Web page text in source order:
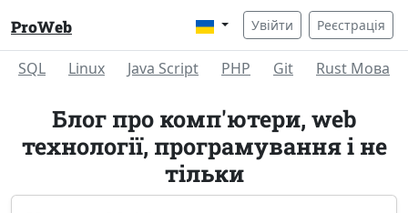
ProWeb Увійти Реєстрація
SQL Linux Java Script PHP Git Rust Мова
Блог про комп'ютери, web
технології, програмування і не
тільки